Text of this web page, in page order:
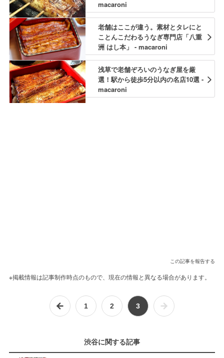
macaroni
老舗はここが違う。素材とタレにと
ことんこだわるうなぎ専門店「八重
洲 はし本」 - macaroni
浅草で老舗ぞろいのうなぎ屋を厳
選！駅から徒歩5分以内の名店10選 -
macaroni
この記事を報告する
※掲載情報は記事制作時点のもので、現在の情報と異なる場合があります。
1 2 3
渋谷に関する記事